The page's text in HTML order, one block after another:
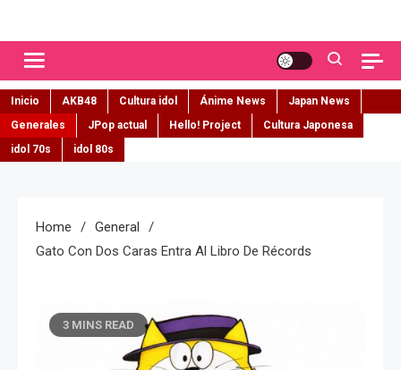
Inicio AKB48 Cultura idol Ánime News
Japan News
Generales
JPop actual Hello! Project
Cultura Japonesa
idol 70s
idol 80s
Home
General
Gato Con Dos Caras Entra Al Libro De Récords
3 MINS READ